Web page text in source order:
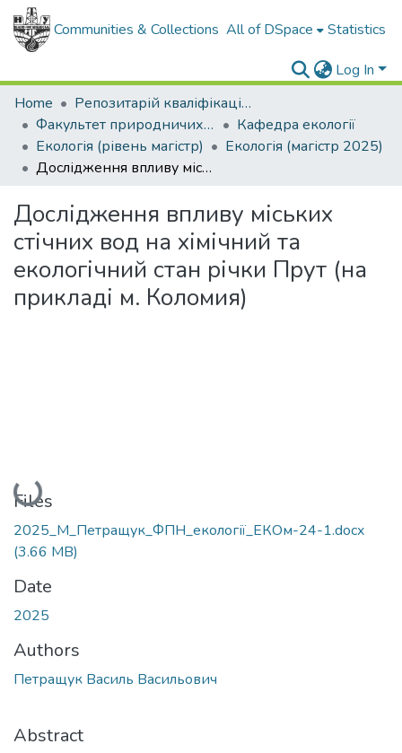
Communities & Collections All of DSpace Statistics
Log In
Home
Репозитарій кваліфікаційних робіт здобувачів вищої освіти
Факультет природничих наук
Кафедра екології
Екологія (рівень магістр)
Екологія (магістр 2025)
Дослідження впливу міських стічних вод на хімічний та екологічний стан річки Прут (на прикладі м. Коломия)
Дослідження впливу міських
стічних вод на хімічний та
екологічний стан річки Прут (на
прикладі м. Коломия)
Loading...
Files
2025_М_Петращук_ФПН_екології_ЕКОм-24-1.docx
(3.66 MB)
Date
2025
Authors
Петращук Василь Васильович
Abstract